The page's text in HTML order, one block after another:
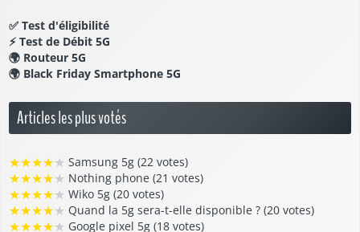
✅ Test d'éligibilité
⚡ Test de Débit 5G
🌍 Routeur 5G
🌍 Black Friday Smartphone 5G
Articles les plus votés
★★★★★ Samsung 5g (22 votes)
★★★★★ Nothing phone (21 votes)
★★★★★ Wiko 5g (20 votes)
★★★★★ Quand la 5g sera-t-elle disponible ? (20 votes)
★★★★★ Google pixel 5g (18 votes)